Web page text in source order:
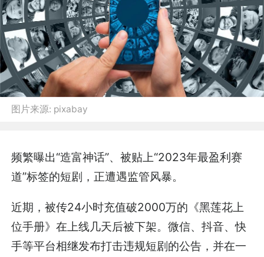
图片来源: pixabay
频繁曝出“造富神话”、被贴上“2023年最盈利赛
道”标签的短剧，正遭遇监管风暴。
近期，被传24小时充值破2000万的《黑莲花上
位手册》在上线几天后被下架。微信、抖音、快
手等平台相继发布打击违规短剧的公告，并在一